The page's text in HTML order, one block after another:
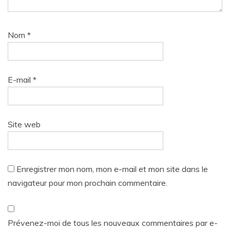
Nom *
E-mail *
Site web
Enregistrer mon nom, mon e-mail et mon site dans le
navigateur pour mon prochain commentaire.
Prévenez-moi de tous les nouveaux commentaires par e-